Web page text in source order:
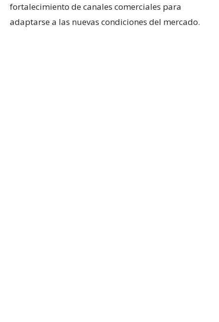
fortalecimiento de canales comerciales para
adaptarse a las nuevas condiciones del mercado.